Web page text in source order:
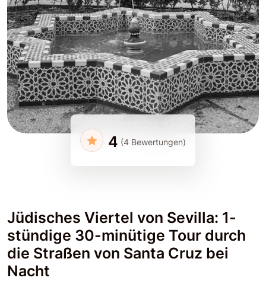
4 (4 Bewertungen)
Jüdisches Viertel von Sevilla: 1-
stündige 30-minütige Tour durch
die Straßen von Santa Cruz bei
Nacht